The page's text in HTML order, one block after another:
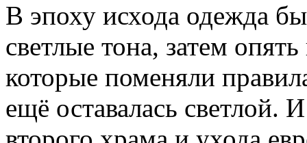
В эпоху исхода одежда
светлые тона, затем
которые поменяли
ещё оставалась светлой.